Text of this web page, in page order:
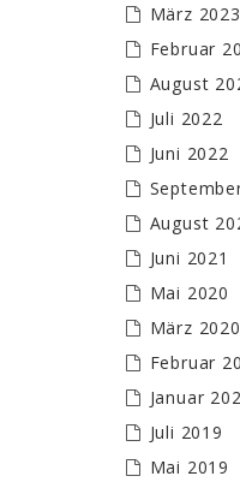
März 2023
Februar
August
Juli 2022
Juni 2022
August
Juni 2021
Mai 2020
März 2020
Februar
Januar
Juli 2019
Mai 2019